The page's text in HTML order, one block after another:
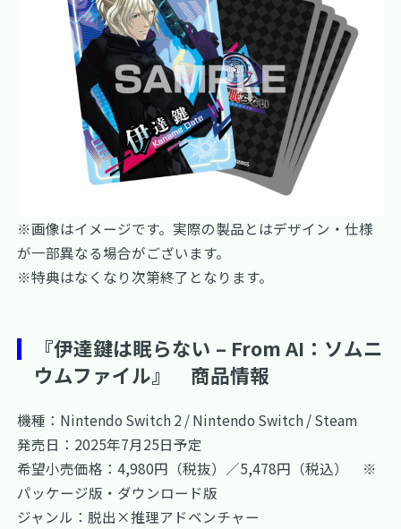
※画像はイメージです。実際の製品とはデザイン・仕様
が一部異なる場合がございます。
※特典はなくなり次第終了となります。
『伊達鍵は眠らない – From AI：ソムニ
ウムファイル』 商品情報
機種：Nintendo Switch 2 / Nintendo Switch / Steam
発売日：2025年7月25日予定
希望小売価格：4,980円（税抜）／5,478円（税込） ※
パッケージ版・ダウンロード版
ジャンル：脱出×推理アドベンチャー